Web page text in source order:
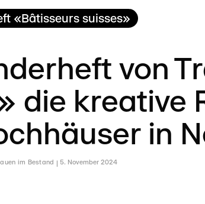
«Bâtisseurs suisses»
von
die kreative
in
im Bestand 5. November 2024